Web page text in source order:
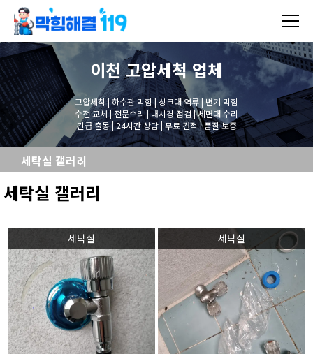
이천 고압세척업체
고압세척 | 하수관 막힘 | 싱크대 역류 | 변기 막힘
수전 교체 | 전문수리 | 내시경 점검 | 세면대 수리
긴급 출동 | 24시간 상담 | 무료 견적 | 품질 보증
세탁실 갤러리
세탁실 갤러리
세탁실 세탁실